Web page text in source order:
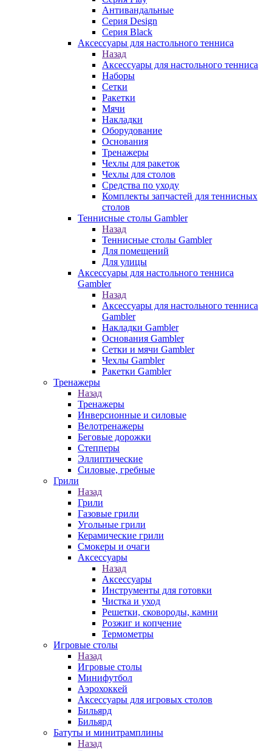
Антивандальные
Серия Design
Серия Black
Аксессуары для настольного тенниса
Назад
Аксессуары для настольного тенниса
Наборы
Сетки
Ракетки
Мячи
Накладки
Оборудование
Основания
Тренажеры
Чехлы для ракеток
Чехлы для столов
Средства по уходу
Комплекты запчастей для теннисных
столов
Теннисные столы Gambler
Назад
Теннисные столы Gambler
Для помещений
Для улицы
Аксессуары для настольного тенниса
Gambler
Назад
Аксессуары для настольного тенниса
Gambler
Накладки Gambler
Основания Gambler
Сетки и мячи Gambler
Чехлы Gambler
Ракетки Gambler
Тренажеры
Назад
Тренажеры
Инверсионные и силовые
Велотренажеры
Беговые дорожки
Степперы
Эллиптические
Силовые, гребные
Грили
Назад
Грили
Газовые грили
Угольные грили
Керамические грили
Смокеры и очаги
Аксессуары
Назад
Аксессуары
Инструменты для готовки
Чистка и уход
Решетки, сковороды, камни
Розжиг и копчение
Термометры
Игровые столы
Назад
Игровые столы
Минифутбол
Аэрохоккей
Аксессуары для игровых столов
Бильяpд
Бильяpд
Батуты и минитрамплины
Назад